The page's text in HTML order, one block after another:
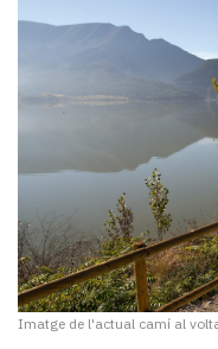
Imatge de l'actual camí al